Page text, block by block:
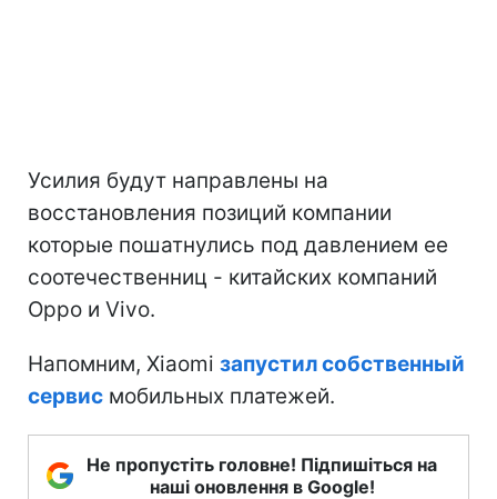
Усилия будут направлены на
восстановления позиций компании
которые пошатнулись под давлением ее
соотечественниц - китайских компаний
Oppo и Vivo.
Напомним, Xiaomi запустил собственный
сервис мобильных платежей.
Не пропустіть головне! Підпишіться на
наші оновлення в Google!